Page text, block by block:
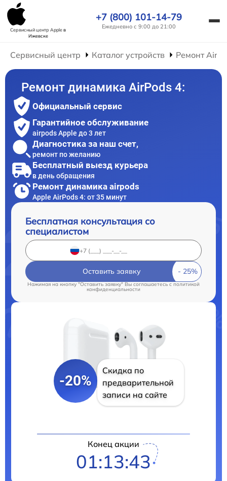
Сервисный центр Appleв
Ижевске
+7 (800) 101-14-79
Ежедневно с 9:00 до 21:00
Сервисный центр Каталог устройств Ремонт
Ремонт динамика AirPods 4:
Официальный сервис
Гарантийное обслуживание
airpods Apple до 3 лет
Диагностика за наш счет,
ремонт по желанию
Бесплатный выезд курьера
в день обращения
Ремонт динамика airpods
Apple AirPods 4: от 35 минут
Бесплатная консультация со
специалистом
Оставить заявку
Нажимая на кнопку "Оставить заявку" Вы соглашаетесь cполитикой
конфиденциальности
-20%
Скидка по
предварительной
записи на сайте
Конец акции
01:13:42